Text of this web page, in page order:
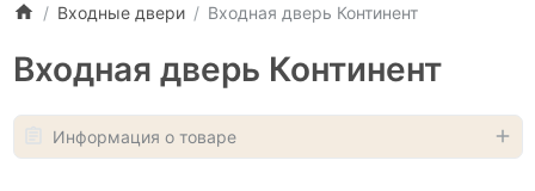
Входные двери Входная дверь Континент
Входная дверь Континент
Информация о товаре